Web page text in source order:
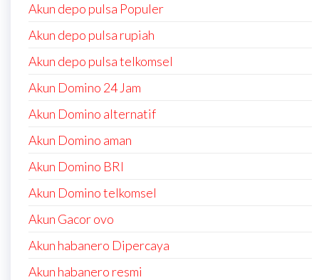
Akun depo pulsa Populer
Akun depo pulsa rupiah
Akun depo pulsa telkomsel
Akun Domino 24 Jam
Akun Domino alternatif
Akun Domino aman
Akun Domino BRI
Akun Domino telkomsel
Akun Gacor ovo
Akun habanero Dipercaya
Akun habanero resmi